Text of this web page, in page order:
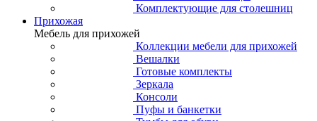
Комплектующие для столешниц
Прихожая
Мебель для прихожей
Коллекции мебели для прихожей
Вешалки
Готовые комплекты
Зеркала
Консоли
Пуфы и банкетки